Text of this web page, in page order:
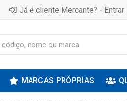
Já é cliente Mercante? - Entrar
MARCAS PRÓPRIAS